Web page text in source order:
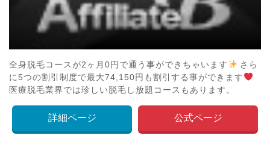
全身脱毛コースが2ヶ月0円で通う事ができちゃいます
さら
に5つの割引制度で最大74,150円も割引する事ができます
医療脱毛業界では珍しい脱毛し放題コースもあります。
詳細ページ 公式ページ